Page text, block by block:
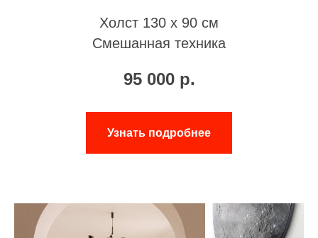
Холст 130 х 90 см
Смешанная техника
95 000 р.
Узнать подробнее